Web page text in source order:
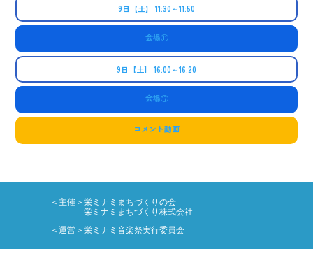
9日【土】 11:30～11:50
会場⑪
9日【土】 16:00～16:20
会場⑰
コメント動画
＜主催＞栄ミナミまちづくりの会
栄ミナミまちづくり株式会社
＜運営＞栄ミナミ音楽祭実行委員会